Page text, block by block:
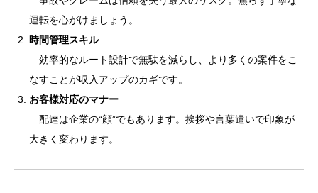
運転を心がけましょう。
時間管理スキル
効率的なルート設計で無駄を減らし、より多くの案件をこ
なすことが収入アップのカギです。
お客様対応のマナー
配達は企業の“顔”でもあります。挨拶や言葉遣いで印象が
大きく変わります。